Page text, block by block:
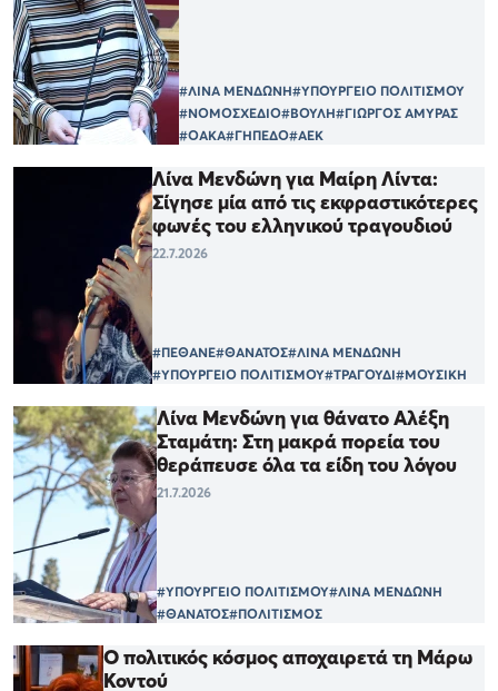
#ΛΙΝΑ ΜΕΝΔΩΝΗ#ΥΠΟΥΡΓΕΙΟ ΠΟΛΙΤΙΣΜΟΥ
#ΝΟΜΟΣΧΕΔΙΟ#ΒΟΥΛΗ#ΓΙΩΡΓΟΣ ΑΜΥΡΑΣ
#ΟΑΚΑ#ΓΗΠΕΔΟ#ΑΕΚ
Λίνα Μενδώνη για Μαίρη Λίντα:
Σίγησε μία από τις εκφραστικότερες
φωνές του ελληνικού τραγουδιού
22.7.2026
#ΠΕΘΑΝΕ#ΘΑΝΑΤΟΣ#ΛΙΝΑ ΜΕΝΔΩΝΗ
#ΥΠΟΥΡΓΕΙΟ ΠΟΛΙΤΙΣΜΟΥ#ΤΡΑΓΟΥΔΙ#ΜΟΥΣΙΚΗ
Λίνα Μενδώνη για θάνατο Αλέξη
Σταμάτη: Στη μακρά πορεία του
θεράπευσε όλα τα είδη του λόγου
21.7.2026
#ΥΠΟΥΡΓΕΙΟ ΠΟΛΙΤΙΣΜΟΥ#ΛΙΝΑ ΜΕΝΔΩΝΗ
#ΘΑΝΑΤΟΣ#ΠΟΛΙΤΙΣΜΟΣ
Ο πολιτικός κόσμος αποχαιρετά τη Μάρω
Κοντού